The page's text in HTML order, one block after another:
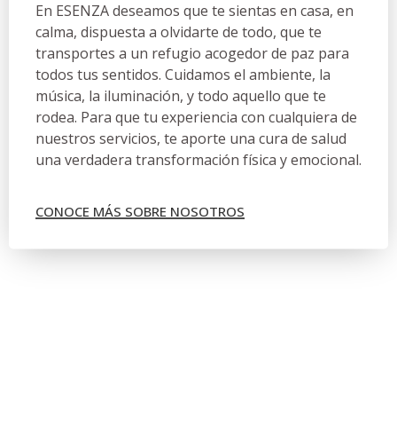
En ESENZA deseamos que te sientas en casa, en
calma, dispuesta a olvidarte de todo, que te
transportes a un refugio acogedor de paz para
todos tus sentidos. Cuidamos el ambiente, la
música, la iluminación, y todo aquello que te
rodea. Para que tu experiencia con cualquiera de
nuestros servicios, te aporte una cura de salud
una verdadera transformación física y emocional.
CONOCE MÁS SOBRE NOSOTROS